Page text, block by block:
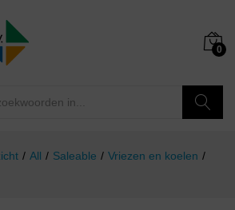
0
/ All / Saleable / Vriezen en koelen /